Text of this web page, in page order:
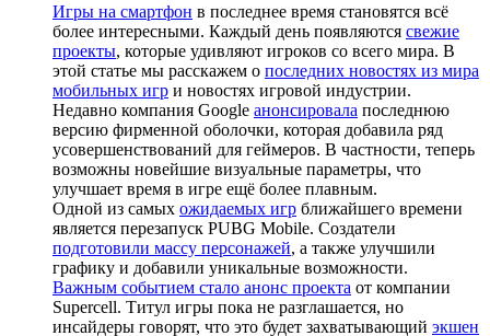
Игры на смартфон в последнее время становятся всё
более интересными. Каждый день появляются свежие
проекты, которые удивляют игроков со всего мира. В
этой статье мы расскажем о последних новостях из мира
мобильных игр и новостях игровой индустрии.
Недавно компания Google анонсировала последнюю
версию фирменной оболочки, которая добавила ряд
усовершенствований для геймеров. В частности, теперь
возможны новейшие визуальные параметры, что
улучшает время в игре ещё более плавным.
Одной из самых ожидаемых игр ближайшего времени
является перезапуск PUBG Mobile. Создатели
подготовили массу персонажей, а также улучшили
графику и добавили уникальные возможности.
Важным событием стало анонс проекта от компании
Supercell. Титул игры пока не разглашается, но
инсайдеры говорят, что это будет захватывающий экшен